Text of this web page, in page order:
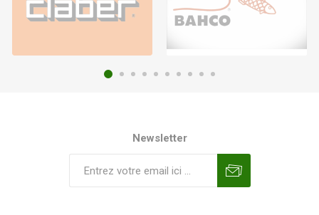
Newsletter